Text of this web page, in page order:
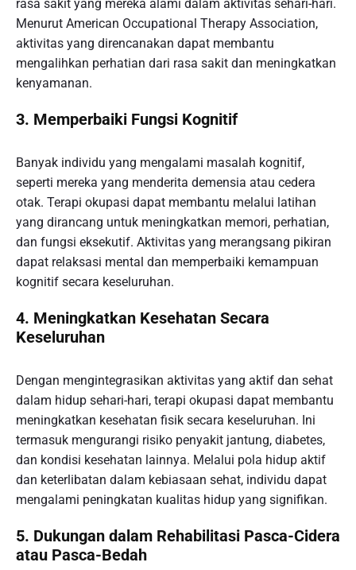
rasa sakit yang mereka alami dalam aktivitas sehari-hari.
Menurut American Occupational Therapy Association,
aktivitas yang direncanakan dapat membantu
mengalihkan perhatian dari rasa sakit dan meningkatkan
kenyamanan.
3. Memperbaiki Fungsi Kognitif
Banyak individu yang mengalami masalah kognitif,
seperti mereka yang menderita demensia atau cedera
otak. Terapi okupasi dapat membantu melalui latihan
yang dirancang untuk meningkatkan memori, perhatian,
dan fungsi eksekutif. Aktivitas yang merangsang pikiran
dapat relaksasi mental dan memperbaiki kemampuan
kognitif secara keseluruhan.
4. Meningkatkan Kesehatan Secara
Keseluruhan
Dengan mengintegrasikan aktivitas yang aktif dan sehat
dalam hidup sehari-hari, terapi okupasi dapat membantu
meningkatkan kesehatan fisik secara keseluruhan. Ini
termasuk mengurangi risiko penyakit jantung, diabetes,
dan kondisi kesehatan lainnya. Melalui pola hidup aktif
dan keterlibatan dalam kebiasaan sehat, individu dapat
mengalami peningkatan kualitas hidup yang signifikan.
5. Dukungan dalam Rehabilitasi Pasca-Cidera
atau Pasca-Bedah